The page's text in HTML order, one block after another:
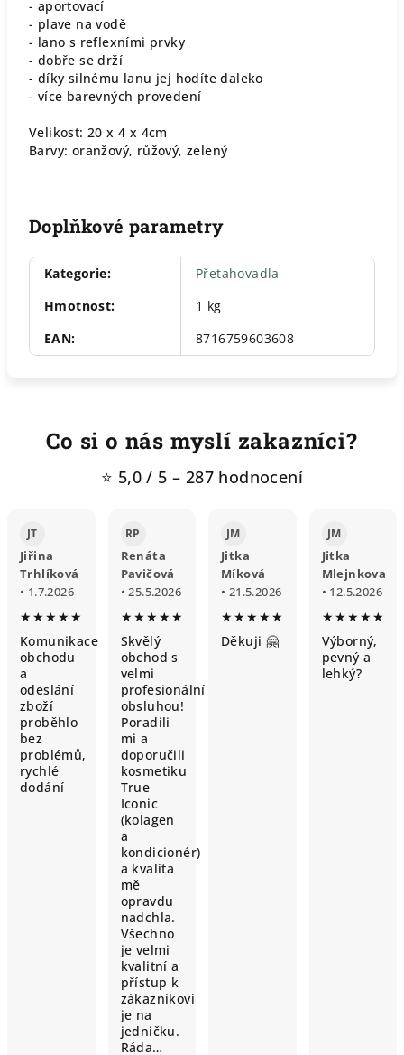
- aportovací
- plave na vodě
- lano s reflexními prvky
- dobře se drží
- díky silnému lanu jej hodíte daleko
- více barevných provedení
Velikost: 20 x 4 x 4cm
Barvy: oranžový, růžový, zelený
Doplňkové parametry
Kategorie:
Přetahovadla
Hmotnost:
1 kg
EAN: 8716759603608
Co si o nás myslí zakazníci?
⭐ 5,0 / 5 – 287 hodnocení
JT
Jiřina
Trhlíková
• 1.7.2026
★★★★★
Komunikace
obchodu
a
odeslání
zboží
proběhlo
bez
problémů,
rychlé
dodání
RP
Renáta
Pavičová
• 25.5.2026
★★★★★
Skvělý
obchod s
velmi
profesionální
obsluhou!
Poradili
mi a
doporučili
kosmetiku
True
Iconic
(kolagen
a
kondicionér)
a kvalita
mě
opravdu
nadchla.
Všechno
je velmi
kvalitní a
přístup k
zákazníkovi
je na
jedničku.
Ráda…
JM
Jitka
Míková
• 21.5.2026
★★★★★
Děkuji 🤗
JM
Jitka
Mlejnkova
• 12.5.2026
★★★★★
Výborný,
pevný a
lehký?